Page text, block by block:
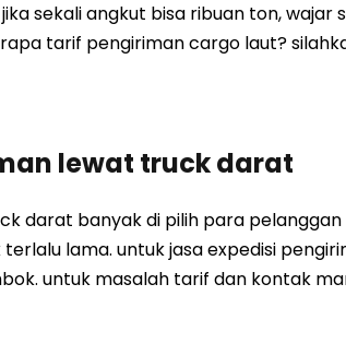
sekali angkut bisa ribuan ton,
tarif pengiriman cargo laut?
lewat truck darat
darat banyak di pilih para
lama. untuk jasa expedisi
untuk masalah tarif dan kontak